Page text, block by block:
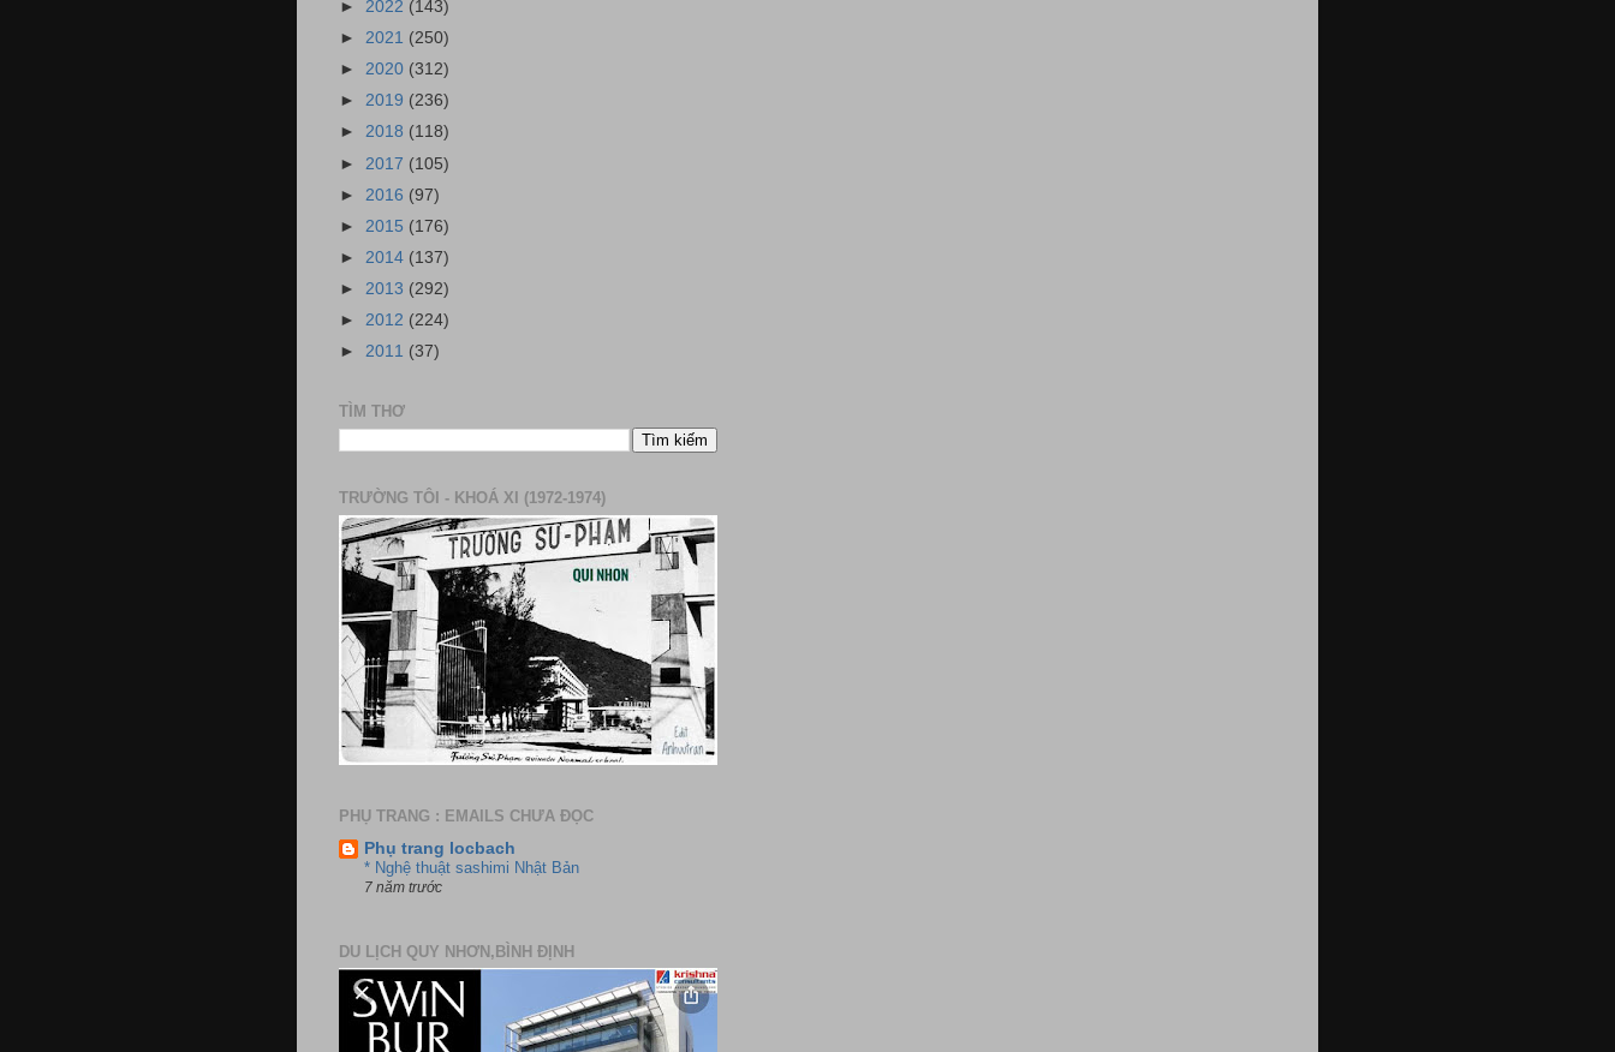
► 2022 (143)
► 2021 (250)
► 2020 (312)
► 2019 (236)
► 2018 (118)
► 2017 (105)
► 2016 (97)
► 2015 (176)
► 2014 (137)
► 2013 (292)
► 2012 (224)
► 2011 (37)
TÌM THƠ
TRƯỜNG TÔI - KHOÁ XI (1972-1974)
PHỤ TRANG : EMAILS CHƯA ĐỌC
Phụ trang locbach
* Nghệ thuật sashimi Nhật Bản
7 năm trước
DU LỊCH QUY NHƠN,BÌNH ĐỊNH